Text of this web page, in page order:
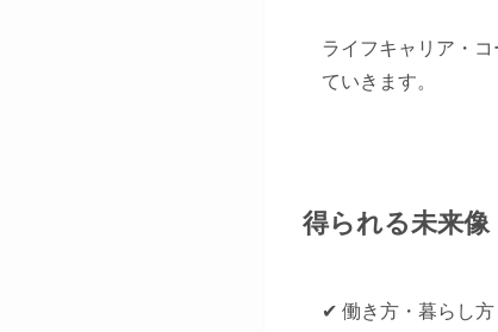
ライフキャリア・コ
ていきます。
得られる未来像
✔ 働き方・暮らし